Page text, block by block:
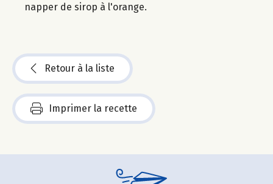
napper de sirop à l'orange.
Retour à la liste
Imprimer la recette